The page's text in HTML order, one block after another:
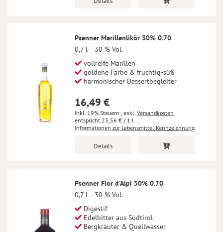
Psenner Marillenlikör 30% 0.70
0,7 l
30 % Vol.
vollreife Marillen
goldene Farbe & fruchtig-süß
harmonischer Dessertbegleiter
16,49 €
Inkl. 19% Steuern , exkl. Versandkosten
23,56 € / 1 l
Informationen zur Lebensmittel Kennzeichnung
Details
Psenner Fior d'Alpi 30% 0.70
0,7 l
30 % Vol.
Digestif
Edelbitter aus Südtirol
Bergkräuter & Quellwasser